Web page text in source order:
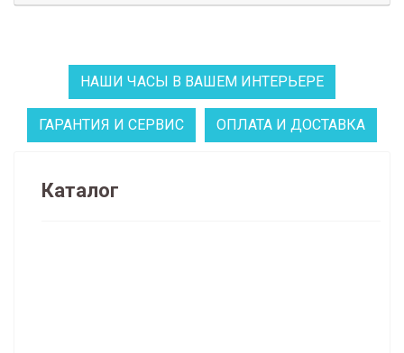
НАШИ ЧАСЫ В ВАШЕМ ИНТЕРЬЕРЕ
ГАРАНТИЯ И СЕРВИС ОПЛАТА И ДОСТАВКА
Каталог